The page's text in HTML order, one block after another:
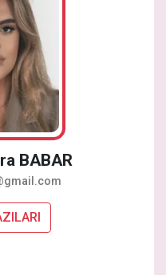
BABAR